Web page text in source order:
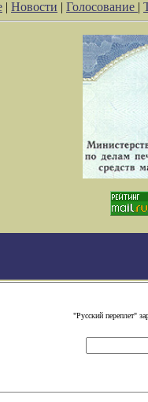
| Новости | Голосование |
"Русский переплет"